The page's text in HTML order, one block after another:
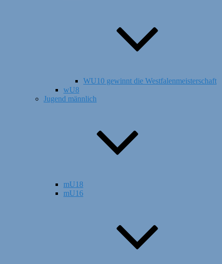
WU10 gewinnt die Westfalenmeisterschaft
wU8
Jugend männlich
mU18
mU16